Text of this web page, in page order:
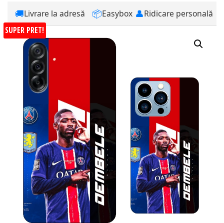
🚚Livrare la adresă 📦Easybox 👤Ridicare personală
SUPER PRET!